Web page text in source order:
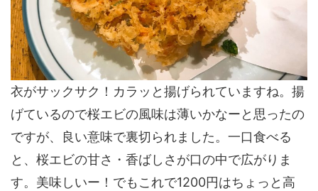
衣がサックサク！カラッと揚げられていますね。揚
げているので桜エビの風味は薄いかなーと思ったの
ですが、良い意味で裏切られました。一口食べる
と、桜エビの甘さ・香ばしさが口の中で広がりま
す。美味しいー！でもこれで1200円はちょっと高